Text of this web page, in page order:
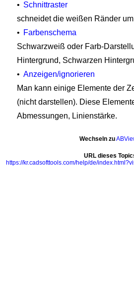
• Schnittraster
schneidet die weißen Ränder
• Farbenschema
Schwarzweiß oder Farb-
Hintergrund, Schwarzen
• Anzeigen/ignorieren
Man kann einige Elemente der
(nicht darstellen). Diese
Abmessungen, Linienstärke.
Wechseln zu
URL dieses
https://kr.cadsofttools.com/help/de/